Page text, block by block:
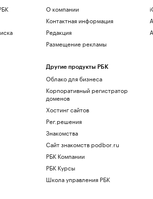
О компании
Контактная информация
Редакция
Размещение рекламы
Другие продукты РБК
Облако для бизнеса
Корпоративный регистратор
доменов
Хостинг сайтов
Рег.решения
Знакомства
Сайт знакомств podbor.ru
РБК Компании
РБК Курсы
Школа управления РБК